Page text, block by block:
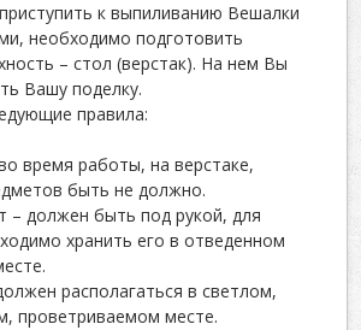
к выпиливанию Вешалки
необходимо подготовить
– стол (верстак). На нем Вы
Вашу поделку.
правила:
время работы, на верстаке,
быть не должно.
– должен быть под рукой, для
хранить его в отведенном
располагаться в светлом,
проветриваемом месте.